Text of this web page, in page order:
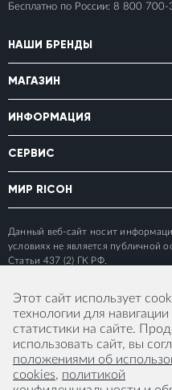
Бесплатно по России: 8 800 700-
НАШИ БРЕНДЫ
МАГАЗИН
ИНФОРМАЦИЯ
СЕРВИС
МИР RICOH
Данный веб-сайт носит
условиях не является публичной
Статьи 437 (2) ГК РФ.
Этот сайт использует
технологии для навигации
статистики на сайте.
использовать сайт, вы
положениями об
cookies, политикой